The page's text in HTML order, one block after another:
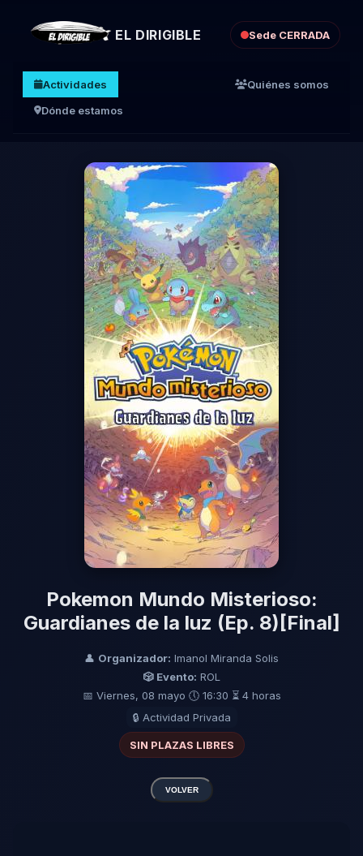
EL DIRIGIBLE Sede CERRADA
Actividades
Quiénes somos
Dónde estamos
Pokemon Mundo Misterioso:
Guardianes de la luz (Ep. 8)[Final]
👤 Organizador: Imanol Miranda Solis
🎲 Evento: ROL
📅 Viernes, 08 mayo 🕔 16:30 ⏳ 4 horas
🔒 Actividad Privada
SIN PLAZAS LIBRES
VOLVER